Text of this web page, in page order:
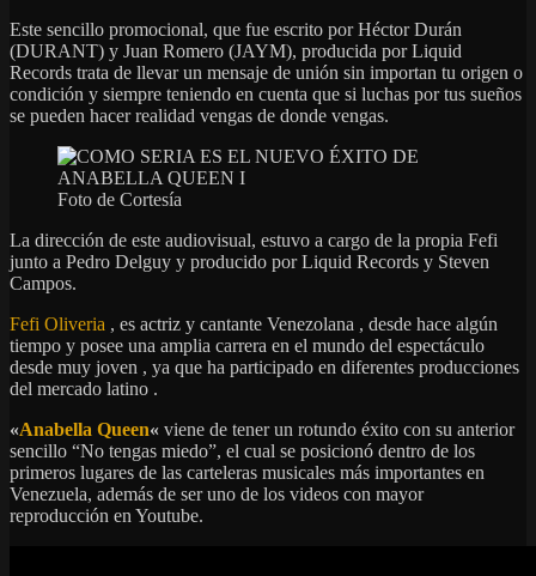
Este sencillo promocional, que fue escrito por Héctor Durán
(DURANT) y Juan Romero (JAYM), producida por Liquid
Records trata de llevar un mensaje de unión sin importan tu origen o
condición y siempre teniendo en cuenta que si luchas por tus sueños
se pueden hacer realidad vengas de donde vengas.
Foto de Cortesía
La dirección de este audiovisual, estuvo a cargo de la propia Fefi
junto a Pedro Delguy y producido por Liquid Records y Steven
Campos.
Fefi Oliveria , es actriz y cantante Venezolana , desde hace algún
tiempo y posee una amplia carrera en el mundo del espectáculo
desde muy joven , ya que ha participado en diferentes producciones
del mercado latino .
«Anabella Queen« viene de tener un rotundo éxito con su anterior
sencillo “No tengas miedo”, el cual se posicionó dentro de los
primeros lugares de las carteleras musicales más importantes en
Venezuela, además de ser uno de los videos con mayor
reproducción en Youtube.